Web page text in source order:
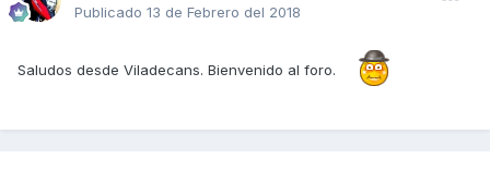
Publicado 13 de Febrero del 2018
Saludos desde Viladecans. Bienvenido al foro.